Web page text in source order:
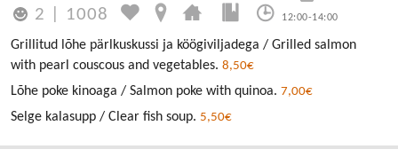
2 1008 12:00-14:00
Grillitud lõhe pärlkuskussi ja köögiviljadega / Grilled salmon
with pearl couscous and vegetables. 8,50€
Lõhe poke kinoaga / Salmon poke with quinoa. 7,00€
Selge kalasupp / Clear fish soup. 5,50€